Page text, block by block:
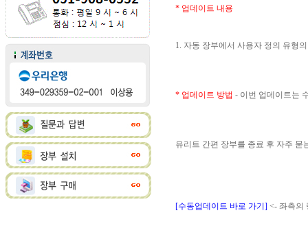
* 업데이트 내용
1. 자동 장부에서 사용자 정의 유형
* 업데이트 방법 - 이번 업데이트는
유리트 간편 장부를 종료 후 자주
[수동업데이트 바로 가기] <- 좌측의